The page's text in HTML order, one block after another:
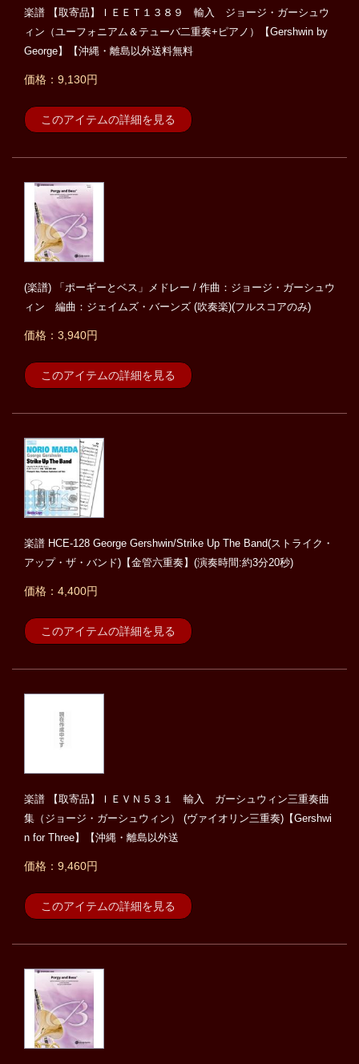
楽譜 【取寄品】ＩＥＥＴ１３８９ 輸入 ジョージ・ガーシュウ
ィン（ユーフォニアム＆テューバ二重奏+ピアノ）【Gershwin by
George】【沖縄・離島以外送料無料
価格：9,130円
このアイテムの詳細を見る
(楽譜) 「ポーギーとベス」メドレー / 作曲：ジョージ・ガーシュウ
ィン 編曲：ジェイムズ・バーンズ (吹奏楽)(フルスコアのみ)
価格：3,940円
このアイテムの詳細を見る
楽譜 HCE-128 George Gershwin/Strike Up The Band(ストライク・
アップ・ザ・バンド)【金管六重奏】(演奏時間:約3分20秒)
価格：4,400円
このアイテムの詳細を見る
楽譜 【取寄品】ＩＥＶＮ５３１ 輸入 ガーシュウィン三重奏曲
集（ジョージ・ガーシュウィン） (ヴァイオリン三重奏)【Gershwi
n for Three】【沖縄・離島以外送
価格：9,460円
このアイテムの詳細を見る